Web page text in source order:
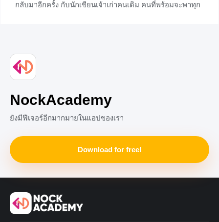
กลับมาอีกครั้ง กับนักเขียนเจ้าเก่าคนเดิม คนที่พร้อมจะพาทุก
สงสัยใช่มั้ยละ? นั่นก็เพราะว่า คนเขียนนั้นรักในการเขียนและ
อยากจะแบ่งปันความรู้ให้กับคนอ่านทุกคนยังไงละ Easy เลย
แค่นั้นเลย คนบนโลกจะเข้าใจกันมากหากเรามีเหตุผลในสิ่งที่
NockAcademy
ยังมีฟีเจอร์อีกมากมายในแอปของเรา
Download for free!